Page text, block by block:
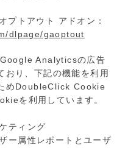
プトアウト アドオン：
dlpage/gaoptout
Google Analyticsの広告
おり、下記の機能を利用
めDoubleClick Cookie
を利用しています。
ティング
ー属性レポートとユーザ